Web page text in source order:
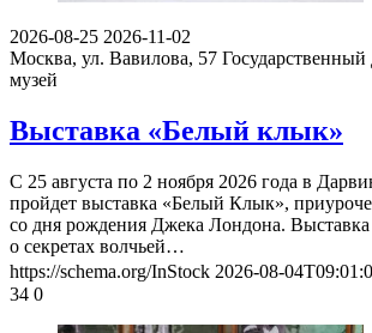
2026-08-25 2026-11-02
Москва, ул. Вавилова, 57
музей
Выставка «Белый клык»
С 25 августа по 2 ноября 2026 года в
пройдет выставка «Белый Клык»,
со дня рождения Джека Лондона. Выставка
о секретах волчьей…
https://schema.org/InStock 2026-08-
34 0